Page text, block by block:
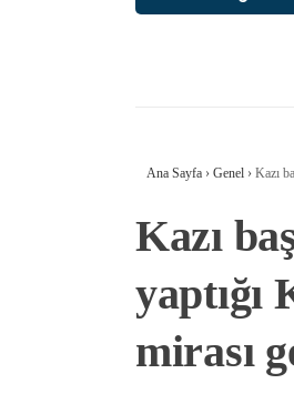
Ana Sayfa › Genel › Kazı
Kazı
yaptığı
mirası